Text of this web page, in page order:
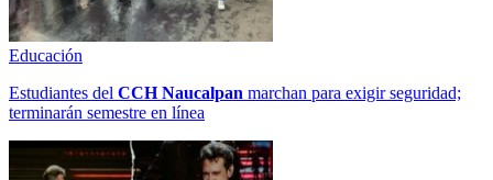
Educación
Estudiantes del CCH Naucalpan marchan para exigir seguridad;
terminarán semestre en línea